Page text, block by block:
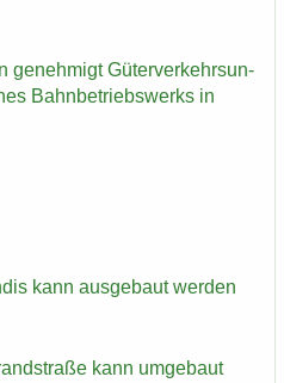
ge­neh­migt Gü­ter­ver­kehrs­un­
Bahn­be­triebs­werks in
kann aus­ge­baut wer­den
kann um­ge­baut